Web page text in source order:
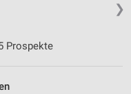
❯
Prospekte